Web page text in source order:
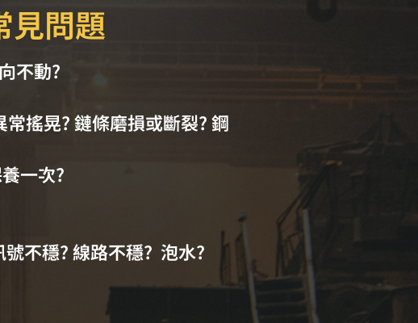
見問題
不動?
搖晃? 鏈條磨損或斷裂? 鋼
一次?
不穩? 線路不穩? 泡水?